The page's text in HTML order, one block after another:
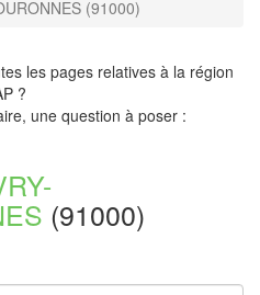
(91000)
les pages relatives à la région
?
une question à poser :
(91000)